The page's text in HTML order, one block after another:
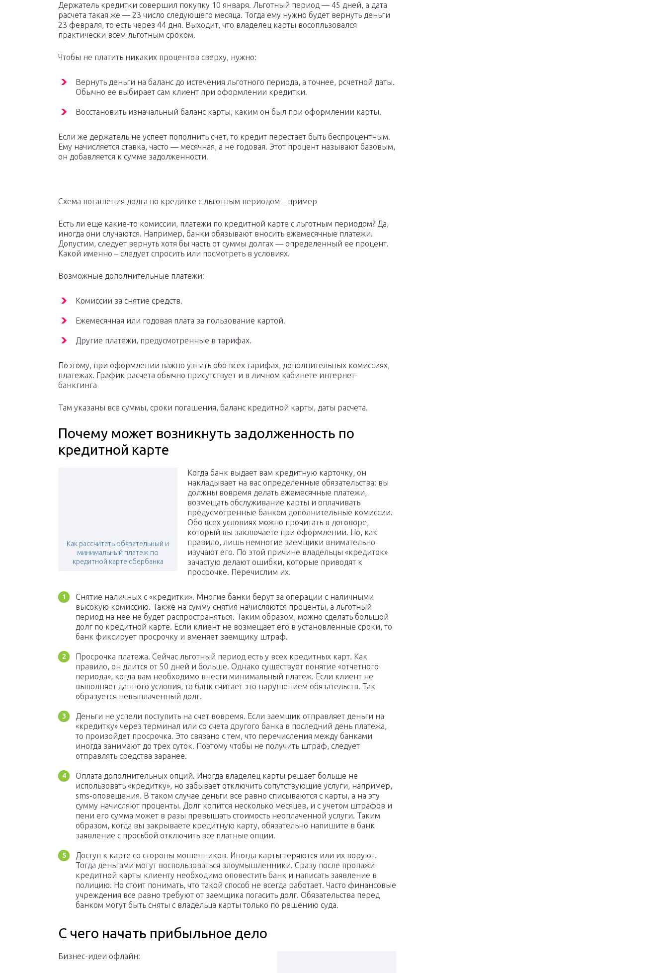
Держатель кредитки совершил покупку 10 января. Льготный период — 45 дней, а дата
расчета такая же — 23 число следующего месяца. Тогда ему нужно будет вернуть деньги
23 февраля, то есть через 44 дня. Выходит, что владелец карты восопльзовался
практически всем льготным сроком.
Чтобы не платить никаких процентов сверху, нужно:
Вернуть деньги на баланс до истечения льготного периода, а точнее, рсчетной даты.
Обычно ее выбирает сам клиент при оформлении кредитки.
Восстановить изначальный баланс карты, каким он был при оформлении карты.
Если же держатель не успеет пополнить счет, то кредит перестает быть беспроцентным.
Ему начисляется ставка, часто — месячная, а не годовая. Этот процент называют базовым,
он добавляется к сумме задолженности.
Схема погашения долга по кредитке с льготным периодом – пример
Есть ли еще какие-то комиссии, платежи по кредитной карте с льготным периодом? Да,
иногда они случаются. Например, банки обязывают вносить ежемесячные платежи.
Допустим, следует вернуть хотя бы часть от суммы долгах — определенный ее процент.
Какой именно – следует спросить или посмотреть в условиях.
Возможные дополнительные платежи:
Комиссии за снятие средств.
Ежемесячная или годовая плата за пользование картой.
Другие платежи, предусмотренные в тарифах.
Поэтому, при оформлении важно узнать обо всех тарифах, дополнительных комиссиях,
платежах. График расчета обычно присутствует и в личном кабинете интернет-
банкгинга
Там указаны все суммы, сроки погашения, баланс кредитной карты, даты расчета.
Почему может возникнуть задолженность по
кредитной карте
Как рассчитать обязательный и
минимальный платеж по
кредитной карте сбербанка
Когда банк выдает вам кредитную карточку, он
накладывает на вас определенные обязательства: вы
должны вовремя делать ежемесячные платежи,
возмещать обслуживание карты и оплачивать
предусмотренные банком дополнительные комиссии.
Обо всех условиях можно прочитать в договоре,
который вы заключаете при оформлении. Но, как
правило, лишь немногие заемщики внимательно
изучают его. По этой причине владельцы «кредиток»
зачастую делают ошибки, которые приводят к
просрочке. Перечислим их.
Снятие наличных с «кредитки». Многие банки берут за операции с наличными
высокую комиссию. Также на сумму снятия начисляются проценты, а льготный
период на нее не будет распространяться. Таким образом, можно сделать большой
долг по кредитной карте. Если клиент не возмещает его в установленные сроки, то
банк фиксирует просрочку и вменяет заемщику штраф.
Просрочка платежа. Сейчас льготный период есть у всех кредитных карт. Как
правило, он длится от 50 дней и больше. Однако существует понятие «отчетного
периода», когда вам необходимо внести минимальный платеж. Если клиент не
выполняет данного условия, то банк считает это нарушением обязательств. Так
образуется невыплаченный долг.
Деньги не успели поступить на счет вовремя. Если заемщик отправляет деньги на
«кредитку» через терминал или со счета другого банка в последний день платежа,
то произойдет просрочка. Это связано с тем, что перечисления между банками
иногда занимают до трех суток. Поэтому чтобы не получить штраф, следует
отправлять средства заранее.
Оплата дополнительных опций. Иногда владелец карты решает больше не
использовать «кредитку», но забывает отключить сопутствующие услуги, например,
sms-оповещения. В таком случае деньги все равно списываются с карты, а на эту
сумму начисляют проценты. Долг копится несколько месяцев, и с учетом штрафов и
пени его сумма может в разы превышать стоимость неоплаченной услуги. Таким
образом, когда вы закрываете кредитную карту, обязательно напишите в банк
заявление с просьбой отключить все платные опции.
Доступ к карте со стороны мошенников. Иногда карты теряются или их воруют.
Тогда деньгами могут воспользоваться злоумышленники. Сразу после пропажи
кредитной карты клиенту необходимо оповестить банк и написать заявление в
полицию. Но стоит понимать, что такой способ не всегда работает. Часто финансовые
учреждения все равно требуют от заемщика погасить долг. Обязательства перед
банком могут быть сняты с владельца карты только по решению суда.
С чего начать прибыльное дело
Бизнес-идеи офлайн: